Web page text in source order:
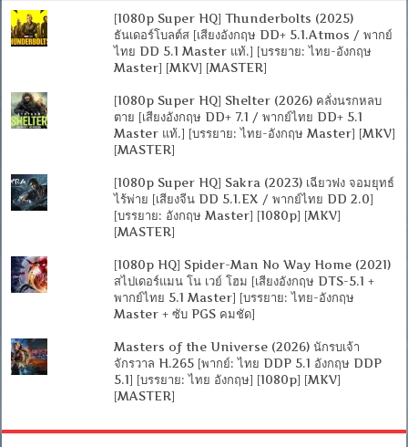
[1080p Super HQ] Thunderbolts (2025)
ธันเดอร์โบลต์ส [เสียงอังกฤษ DD+ 5.1.Atmos / พากย์
ไทย DD 5.1 Master แท้.] [บรรยาย: ไทย-อังกฤษ
Master] [MKV] [MASTER]
[1080p Super HQ] Shelter (2026) คลั่งนรกหลบ
ตาย [เสียงอังกฤษ DD+ 7.1 / พากย์ไทย DD+ 5.1
Master แท้.] [บรรยาย: ไทย-อังกฤษ Master] [MKV]
[MASTER]
[1080p Super HQ] Sakra (2023) เฉียวฟง จอมยุทธ์
ไร้พ่าย [เสียงจีน DD 5.1.EX / พากย์ไทย DD 2.0]
[บรรยาย: อังกฤษ Master] [1080p] [MKV]
[MASTER]
[1080p HQ] Spider-Man No Way Home (2021)
สไปเดอร์แมน โน เวย์ โฮม [เสียงอังกฤษ DTS-5.1 +
พากย์ไทย 5.1 Master] [บรรยาย: ไทย-อังกฤษ
Master + ซับ PGS คมชัด]
Masters of the Universe (2026) นักรบเจ้า
จักรวาล H.265 [พากย์: ไทย DDP 5.1 อังกฤษ DDP
5.1] [บรรยาย: ไทย อังกฤษ] [1080p] [MKV]
[MASTER]